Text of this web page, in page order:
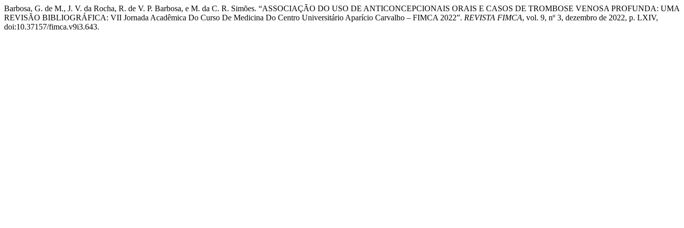
Barbosa, G. de M., J. V. da Rocha, R. de V. P. Barbosa, e M. da C. R. Simões. “ASSOCIAÇÃO DO USO DE ANTICONCEPCIONAIS ORAIS E CASOS DE TROMBOSE VENOSA PROFUNDA: UMA
REVISÃO BIBLIOGRÁFICA: VII Jornada Acadêmica Do Curso De Medicina Do Centro Universitário Aparício Carvalho – FIMCA 2022”. REVISTA FIMCA, vol. 9, nº 3, dezembro de 2022, p. LXIV,
doi:10.37157/fimca.v9i3.643.